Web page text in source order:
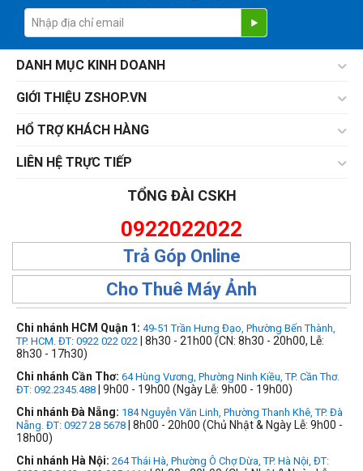
DANH MỤC KINH DOANH
GIỚI THIỆU ZSHOP.VN
HỔ TRỢ KHÁCH HÀNG
LIÊN HỆ TRỰC TIẾP
TỔNG ĐÀI CSKH
0922022022
Trả Góp Online
Cho Thuê Máy Ảnh
Chi nhánh HCM Quận 1: 49-51 Trần Hưng Đạo, Phường Bến Thành,
TP. HCM. ĐT: 0922 022 022 | 8h30 - 21h00 (CN: 8h30 - 20h00, Lễ:
8h30 - 17h30)
Chi nhánh Cần Thơ: 64 Hùng Vương, Phường Ninh Kiều, TP. Cần Thơ.
ĐT: 092.2345.488 | 9h00 - 19h00 (Ngày Lễ: 9h00 - 19h00)
Chi nhánh Đà Nẵng: 184 Nguyễn Văn Linh, Phường Thanh Khê, TP. Đà
Nẵng. ĐT: 0927 28 5678 | 8h00 - 20h00 (Chủ Nhật & Ngày Lễ: 9h00 -
18h00)
Chi nhánh Hà Nội: 264 Thái Hà, Phường Ô Chợ Dừa, TP. Hà Nội, ĐT: